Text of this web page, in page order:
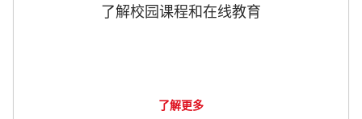
了解校园课程和在线教育
了解更多